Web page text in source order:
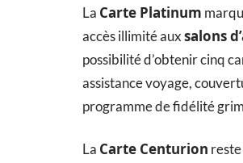
La Carte Platinum
accès illimité auxsalons
possibilité d’obtenir cinq
assistance voyage,
programme de fidélité
La Carte Centurion